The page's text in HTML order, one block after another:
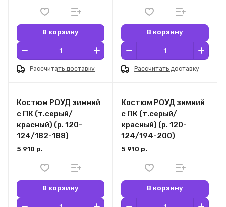
В корзину
Рассчитать доставку
В корзину
Рассчитать доставку
Костюм РОУД зимний
с ПК (т.серый/
красный) (р. 120-
124/182-188)
5 910 р.
В корзину
Костюм РОУД зимний
с ПК (т.серый/
красный) (р. 120-
124/194-200)
5 910 р.
В корзину